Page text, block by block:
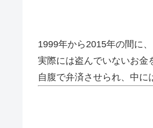
1999年から2015年の間に
実際には盗んでいないお金
自腹で弁済させられ、中に